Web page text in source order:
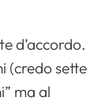
d’accordo.
(credo sette
ma al